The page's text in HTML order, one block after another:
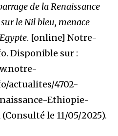
de la Renaissance
le Nil bleu, menace
. [online] Notre-
Disponible sur :
actualites/4702-
Ethiopie-
le 11/05/2025).